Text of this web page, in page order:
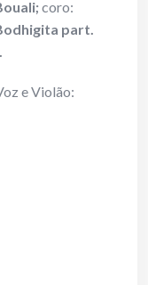
coro:
part.
e Violão: